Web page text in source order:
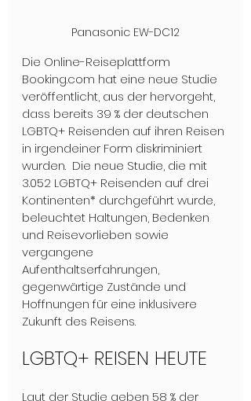
Panasonic EW-DC12
Die Online-Reiseplattform
Booking.com hat eine neue Studie
veröffentlicht, aus der hervorgeht,
dass bereits 39 % der deutschen
LGBTQ+ Reisenden auf ihren Reisen
in irgendeiner Form diskriminiert
wurden.  Die neue Studie, die mit
3.052 LGBTQ+ Reisenden auf drei
Kontinenten* durchgeführt wurde,
beleuchtet Haltungen, Bedenken
und Reisevorlieben sowie
vergangene
Aufenthaltserfahrungen,
gegenwärtige Zustände und
Hoffnungen für eine inklusivere
Zukunft des Reisens.
LGBTQ+ REISEN HEUTE
Laut der Studie geben 58 % der